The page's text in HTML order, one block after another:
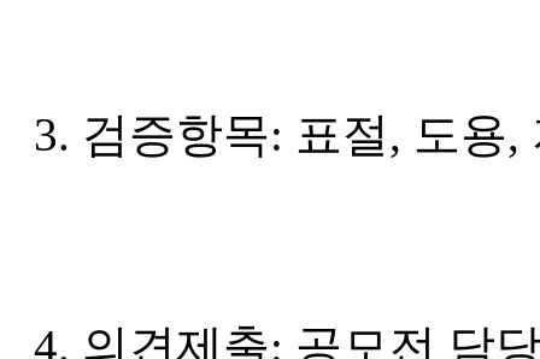
3. 검증항목: 표절, 도용
4. 의견제출: 공모전 담